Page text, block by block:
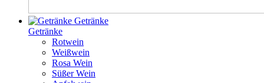
Getränke
Getränke
Rotwein
Weißwein
Rosa Wein
Süßer Wein